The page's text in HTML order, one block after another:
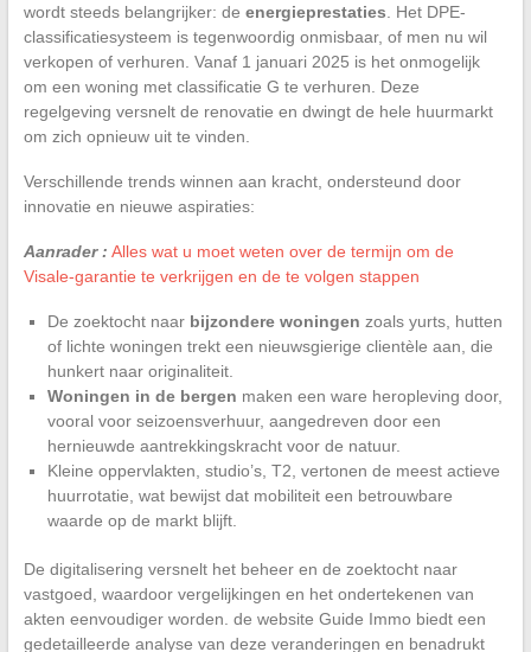
wordt steeds belangrijker: de energieprestaties . Het DPE-
classificatiesysteem is tegenwoordig onmisbaar, of men nu wil
verkopen of verhuren. Vanaf 1 januari 2025 is het onmogelijk
om een woning met classificatie G te verhuren. Deze
regelgeving versnelt de renovatie en dwingt de hele huurmarkt
om zich opnieuw uit te vinden.
Verschillende trends winnen aan kracht, ondersteund door
innovatie en nieuwe aspiraties:
Aanrader : Alles wat u moet weten over de termijn om de
Visale-garantie te verkrijgen en de te volgen stappen
De zoektocht naar bijzondere woningen zoals yurts, hutten
of lichte woningen trekt een nieuwsgierige clientèle aan, die
hunkert naar originaliteit.
Woningen in de bergen maken een ware heropleving door,
vooral voor seizoensverhuur, aangedreven door een
hernieuwde aantrekkingskracht voor de natuur.
Kleine oppervlakten, studio’s, T2, vertonen de meest actieve
huurrotatie, wat bewijst dat mobiliteit een betrouwbare
waarde op de markt blijft.
De digitalisering versnelt het beheer en de zoektocht naar
vastgoed, waardoor vergelijkingen en het ondertekenen van
akten eenvoudiger worden. de website Guide Immo biedt een
gedetailleerde analyse van deze veranderingen en benadrukt